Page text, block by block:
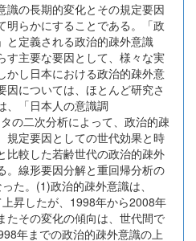
識の長期的変化とその規定要因
明らかにすることである。「政
と定義される政治的疎外意識
す主要な要因として、様々な実
かし日本における政治的疎外意
因については、ほとんど研究さ
、「日本人の意識調
の二次分析によって、政治的疎
規定要因としての世代効果と時
比較した若齢世代の政治的疎外
。線形要因分解と重回帰分析の
た。(1)政治的疎外意識は、
昇したが、1998年から2008年
たその変化の傾向は、世代間で
年までの政治的疎外意識の上